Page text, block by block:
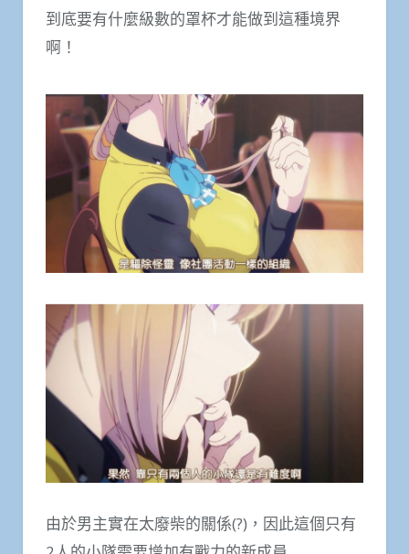
到底要有什麼級數的罩杯才能做到這種境界
啊！
由於男主實在太廢柴的關係(?)，因此這個只有